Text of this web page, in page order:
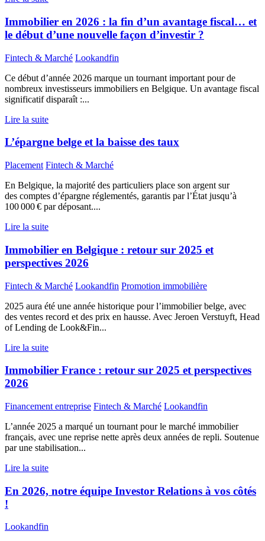
Immobilier en 2026 : la fin d’un avantage fiscal… et
le début d’une nouvelle façon d’investir ?
Fintech & Marché Lookandfin
Ce début d’année 2026 marque un tournant important pour de
nombreux investisseurs immobiliers en Belgique. Un avantage fiscal
significatif disparaît :...
Lire la suite
L’épargne belge et la baisse des taux
Placement Fintech & Marché
En Belgique, la majorité des particuliers place son argent sur
des comptes d’épargne réglementés, garantis par l’État jusqu’à
100 000 € par déposant....
Lire la suite
Immobilier en Belgique : retour sur 2025 et
perspectives 2026
Fintech & Marché Lookandfin Promotion immobilière
2025 aura été une année historique pour l’immobilier belge, avec
des ventes record et des prix en hausse. Avec Jeroen Verstuyft, Head
of Lending de Look&Fin...
Lire la suite
Immobilier France : retour sur 2025 et perspectives
2026
Financement entreprise Fintech & Marché Lookandfin
L’année 2025 a marqué un tournant pour le marché immobilier
français, avec une reprise nette après deux années de repli. Soutenue
par une stabilisation...
Lire la suite
En 2026, notre équipe Investor Relations à vos côtés
!
Lookandfin